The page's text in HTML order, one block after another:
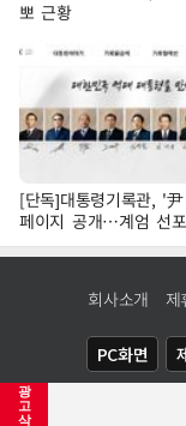
광
고
삭
뽀 근황
[단독]대통령기록관, '
페이지 공개…계엄 선
회사소개
PC화면